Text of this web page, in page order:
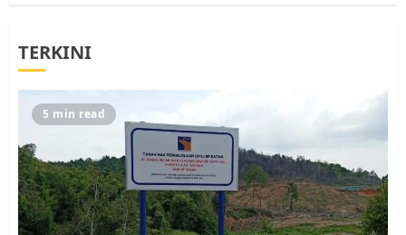
5
Pemko Batam Tegaskan RT dan
RW bukan Petugas Pendataan
dan Pemungutan Pajak
TERKINI
5 min read